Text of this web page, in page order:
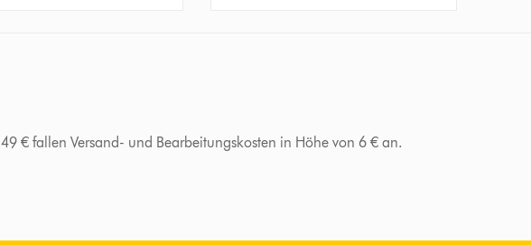
€ fallen Versand- und Bearbeitungskosten in Höhe von 6 € an.